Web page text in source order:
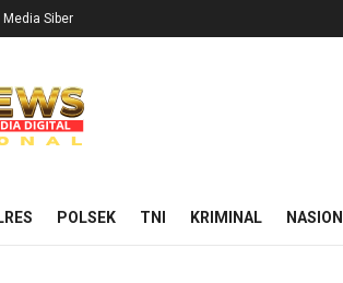
Media Siber
POLSEK TNI KRIMINAL